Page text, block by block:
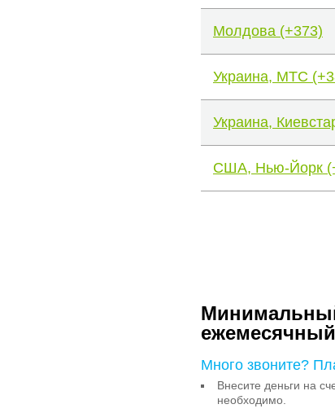
Молдова (+373)
Украина, МТС
Украина,
США, Нью-Йорк
Много звоните?
Внесите деньги на
необходимо.